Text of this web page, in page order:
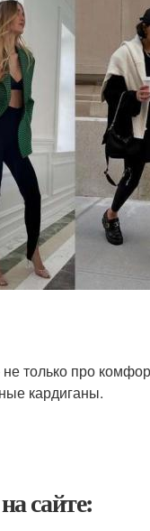
только про
кардиганы.
сайте: